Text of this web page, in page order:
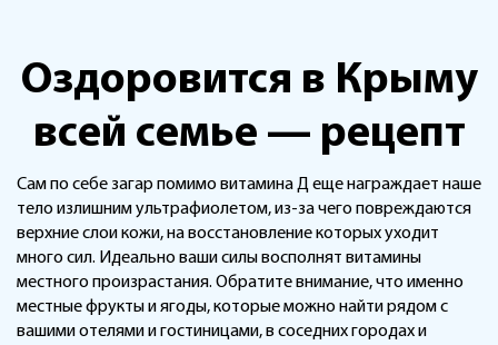
Оздоровится в Крыму
всей семье — рецепт
Сам по себе загар помимо витамина Д еще награждает наше
тело излишним ультрафиолетом, из-за чего повреждаются
верхние слои кожи, на восстановление которых уходит
много сил. Идеально ваши силы восполнят витамины
местного произрастания. Обратите внимание, что именно
местные фрукты и ягоды, которые можно найти рядом с
вашими отелями и гостиницами, в соседних городах и